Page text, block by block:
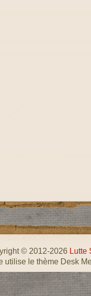
© 2012-2026 Lutte
utilise le thème Desk